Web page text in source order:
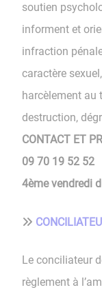
soutien
informent et
infraction
caractère
harcèlement au
destruction,
CONTACT ET
09 70 19 52 52
4ème vendredi
Le conciliateur
règlement à